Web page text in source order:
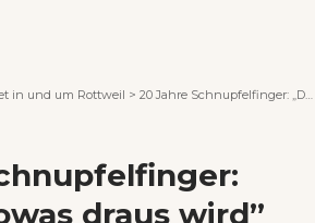
in und um Rottweil > 20 Jahre Schnupfelfinger: „Dass da sowas draus wird”
draus wird”